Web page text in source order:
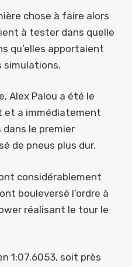
chose à faire alors
à tester dans quelle
qu’elles apportaient
simulations.
Alex Palou a été le
et a immédiatement
le premier
de pneus plus dur.
considérablement
bouleversé l’ordre à
réalisant le tour le
1:07.6053, soit près